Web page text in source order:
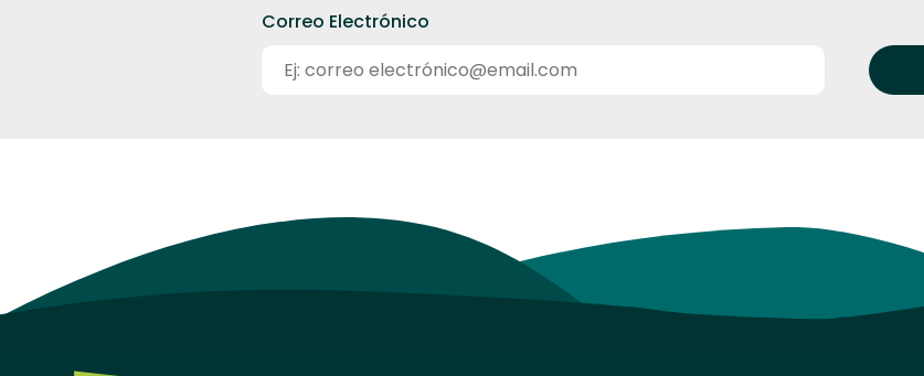
Correo Electrónico